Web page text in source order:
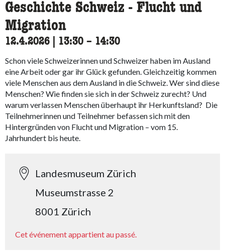
Geschichte Schweiz - Flucht und
Migration
12.4.2026 13:30 accessibility.time_to
– 14:30
Schon viele Schweizerinnen und Schweizer haben im Ausland
eine Arbeit oder gar ihr Glück gefunden. Gleichzeitig kommen
viele Menschen aus dem Ausland in die Schweiz. Wer sind diese
Menschen? Wie finden sie sich in der Schweiz zurecht? Und
warum verlassen Menschen überhaupt ihr Herkunftsland? Die
Teilnehmerinnen und Teilnehmer befassen sich mit den
Hintergründen von Flucht und Migration – vom 15.
Jahrhundert bis heute.
Landesmuseum Zürich
Museumstrasse 2
8001 Zürich
Cet événement appartient au passé.